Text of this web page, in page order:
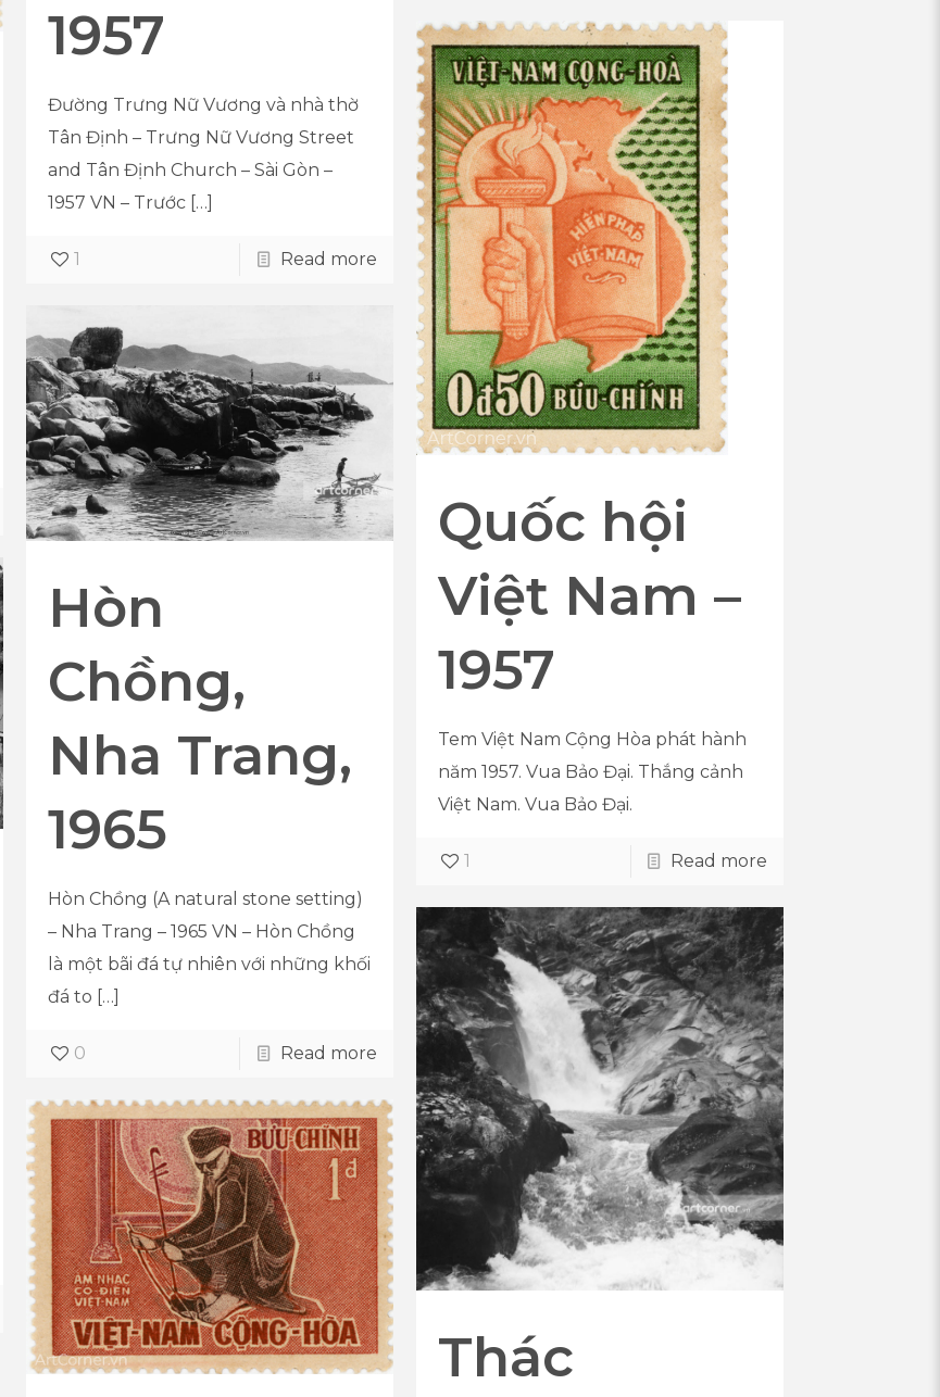
1957
Đường Trưng Nữ Vương và nhà thờ
Tân Định – Trưng Nữ Vương Street
and Tân Định Church – Sài Gòn –
1957 VN – Trước […]
1 Read more
Quốc hội
Việt Nam –
1957
Tem Việt Nam Cộng Hòa phát hành
năm 1957. Vua Bảo Đại. Thắng cảnh
Việt Nam. Vua Bảo Đại.
1 Read more
Hòn
Chồng,
Nha Trang,
1965
Hòn Chồng (A natural stone setting)
– Nha Trang – 1965 VN – Hòn Chồng
là một bãi đá tự nhiên với những khối
đá to […]
0 Read more
Thác